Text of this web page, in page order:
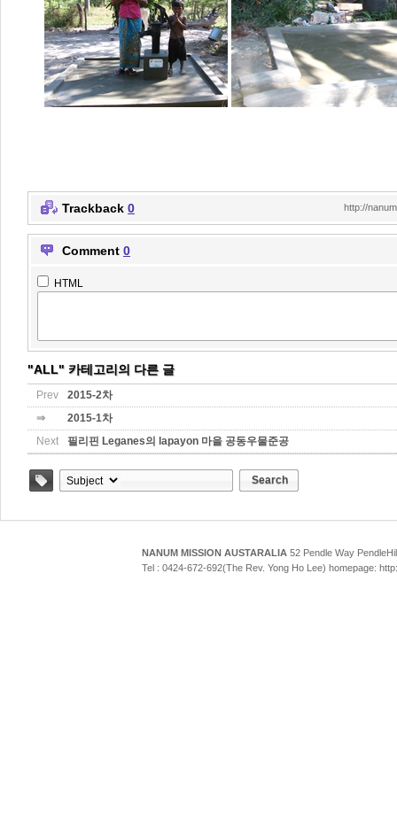
Trackback 0 http://
Comment 0
HTML
"ALL" 카테고리의 다른 글
Prev
2015-2차
⇒
2015-1차
Next
필리핀 Leganes의 lapayon 마을 공동우물준공
Search
NANUM MISSION AUSTARALIA 52 Pendle Way
Tel : 0424-672-692(The Rev. Yong Ho Lee) homepage: